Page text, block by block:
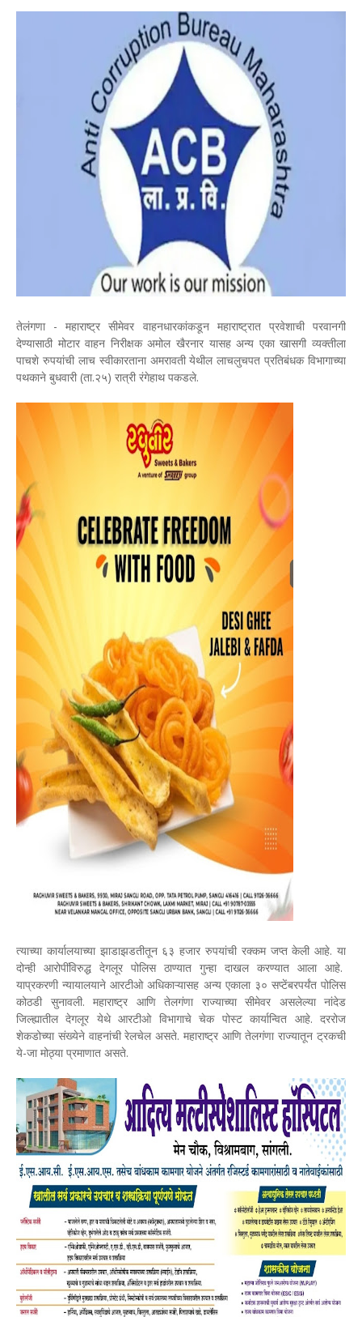
तेलंगणा - महाराष्ट्र सीमेवर वाहनधारकांकडून महाराष्ट्रात प्रवेशाची परवानगी
देण्यासाठी मोटार वाहन निरीक्षक अमोल खैरनार यासह अन्य एका खासगी व्यक्तीला
पाचशे रुपयांची लाच स्वीकारताना अमरावती येथील लाचलुचपत प्रतिबंधक विभागाच्या
पथकाने बुधवारी (ता.२५) रात्री रंगेहाथ पकडले.
त्याच्या कार्यालयाच्या झाडाझडतीतून ६३ हजार रुपयांची रक्कम जप्त केली आहे. या
दोन्ही आरोपींविरुद्ध देगलूर पोलिस ठाण्यात गुन्हा दाखल करण्यात आला आहे.
याप्रकरणी न्यायालयाने आरटीओ अधिकाऱ्यासह अन्य एकाला ३० सप्टेंबरपर्यंत पोलिस
कोठडी सुनावली. महाराष्ट्र आणि तेलगंणा राज्याच्या सीमेवर असलेल्या नांदेड
जिल्ह्यातील देगलूर येथे आरटीओ विभागाचे चेक पोस्ट कार्यान्वित आहे. दररोज
शेकडोच्या संख्येने वाहनांची रेलचेल असते. महाराष्ट्र आणि तेलगंणा राज्यातून ट्रकची
ये-जा मोठ्या प्रमाणात असते.